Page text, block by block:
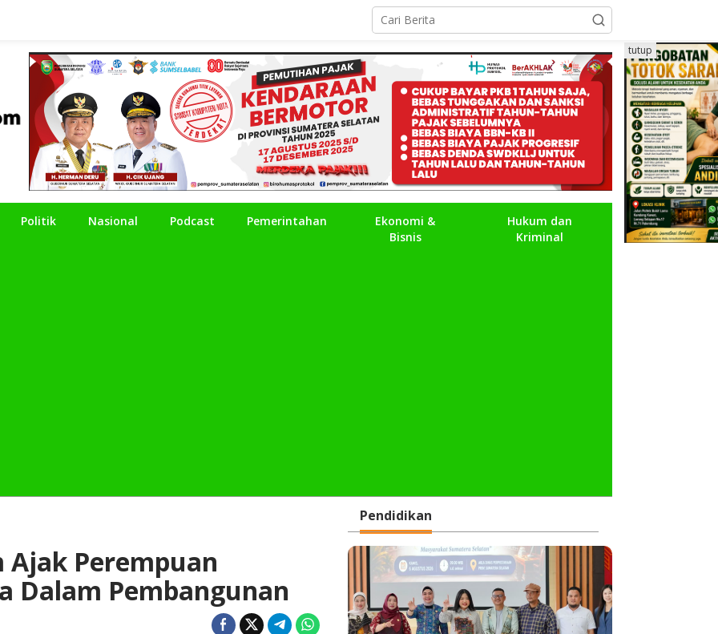
Politik Nasional Podcast Pemerintahan
Ekonomi &
Bisnis
Hukum dan
Kriminal
tutup
Ajak Perempuan
Dalam Pembangunan
Pendidikan